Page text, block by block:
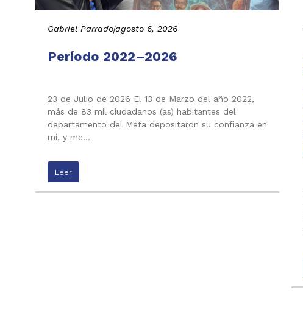
Gabriel Parrado|agosto 6, 2026
Período 2022–2026
23 de Julio de 2026 El 13 de Marzo del año 2022,
más de 83 mil ciudadanos (as) habitantes del
departamento del Meta depositaron su confianza en
mi, y me…
Leer